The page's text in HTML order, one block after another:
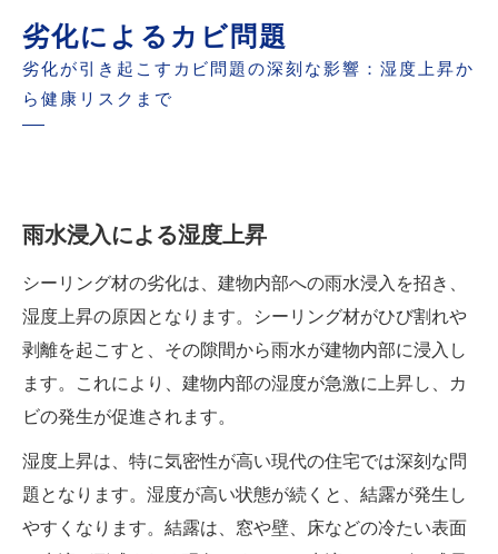
劣化によるカビ問題
劣化が引き起こすカビ問題の深刻な影響：湿度上昇か
ら健康リスクまで
雨水浸入による湿度上昇
シーリング材の劣化は、建物内部への雨水浸入を招き、
湿度上昇の原因となります。シーリング材がひび割れや
剥離を起こすと、その隙間から雨水が建物内部に浸入し
ます。これにより、建物内部の湿度が急激に上昇し、カ
ビの発生が促進されます。
湿度上昇は、特に気密性が高い現代の住宅では深刻な問
題となります。湿度が高い状態が続くと、結露が発生し
やすくなります。結露は、窓や壁、床などの冷たい表面